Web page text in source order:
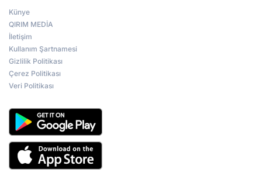
Künye
QIRIM MEDİA
İletişim
Kullanım Şartnamesi
Gizlilik Politikası
Çerez Politikası
Veri Politikası